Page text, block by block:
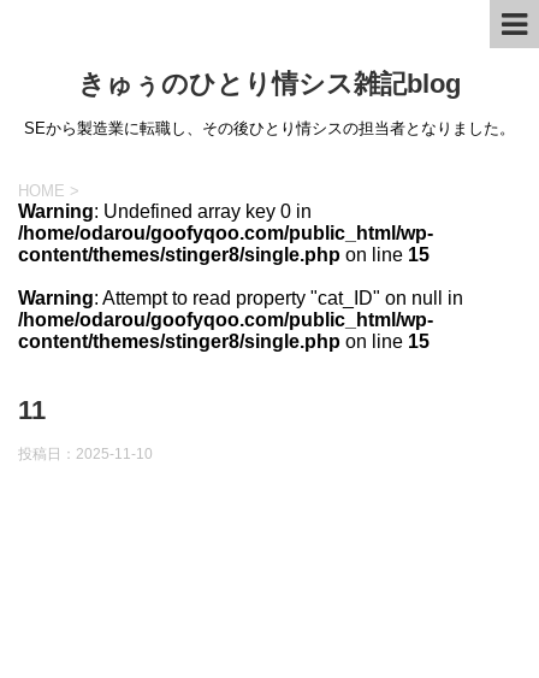
きゅぅのひとり情シス雑記blog
SEから製造業に転職し、その後ひとり情シスの担当者となりました。
HOME >
Warning: Undefined array key 0 in
/home/odarou/goofyqoo.com/public_html/wp-
content/themes/stinger8/single.php on line 15
Warning: Attempt to read property "cat_ID" on null in
/home/odarou/goofyqoo.com/public_html/wp-
content/themes/stinger8/single.php on line 15
11
投稿日： 2025-11-10